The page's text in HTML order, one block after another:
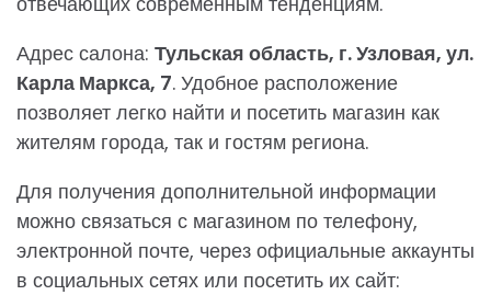
Адрес салона: Тульская область, г. Узловая, ул.
Карла Маркса, 7. Удобное расположение
позволяет легко найти и посетить магазин как
жителям города, так и гостям региона.
Для получения дополнительной информации
можно связаться с магазином по телефону,
электронной почте, через официальные аккаунты
в социальных сетях или посетить их сайт: